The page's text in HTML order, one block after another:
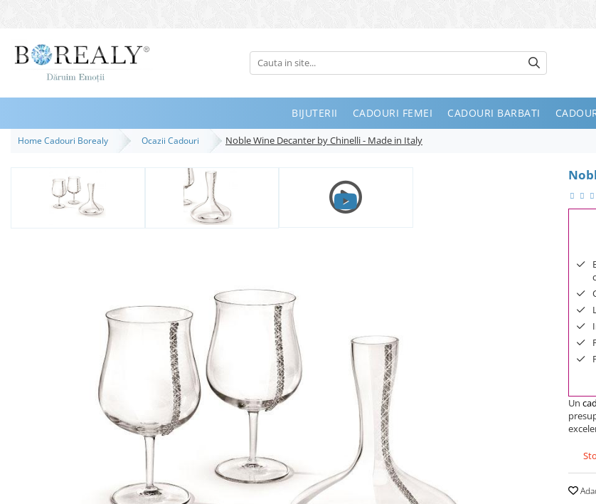
Bijuterii
Inele
Bratari
Cele mai vandute
BIJUTERII CADOURI FEMEI CADOURI BARBATI
Home Cadouri Borealy Ocazii Cadouri Noble Wine Decanter by Chinelli - Made in Italy
Un